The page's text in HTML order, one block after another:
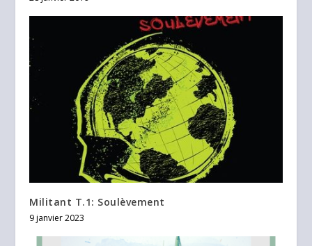
Militant T.1: Soulèvement
9 janvier 2023